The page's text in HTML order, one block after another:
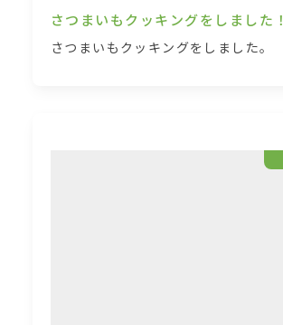
さつまいもクッキングをしました！
さつまいもクッキングをしました。